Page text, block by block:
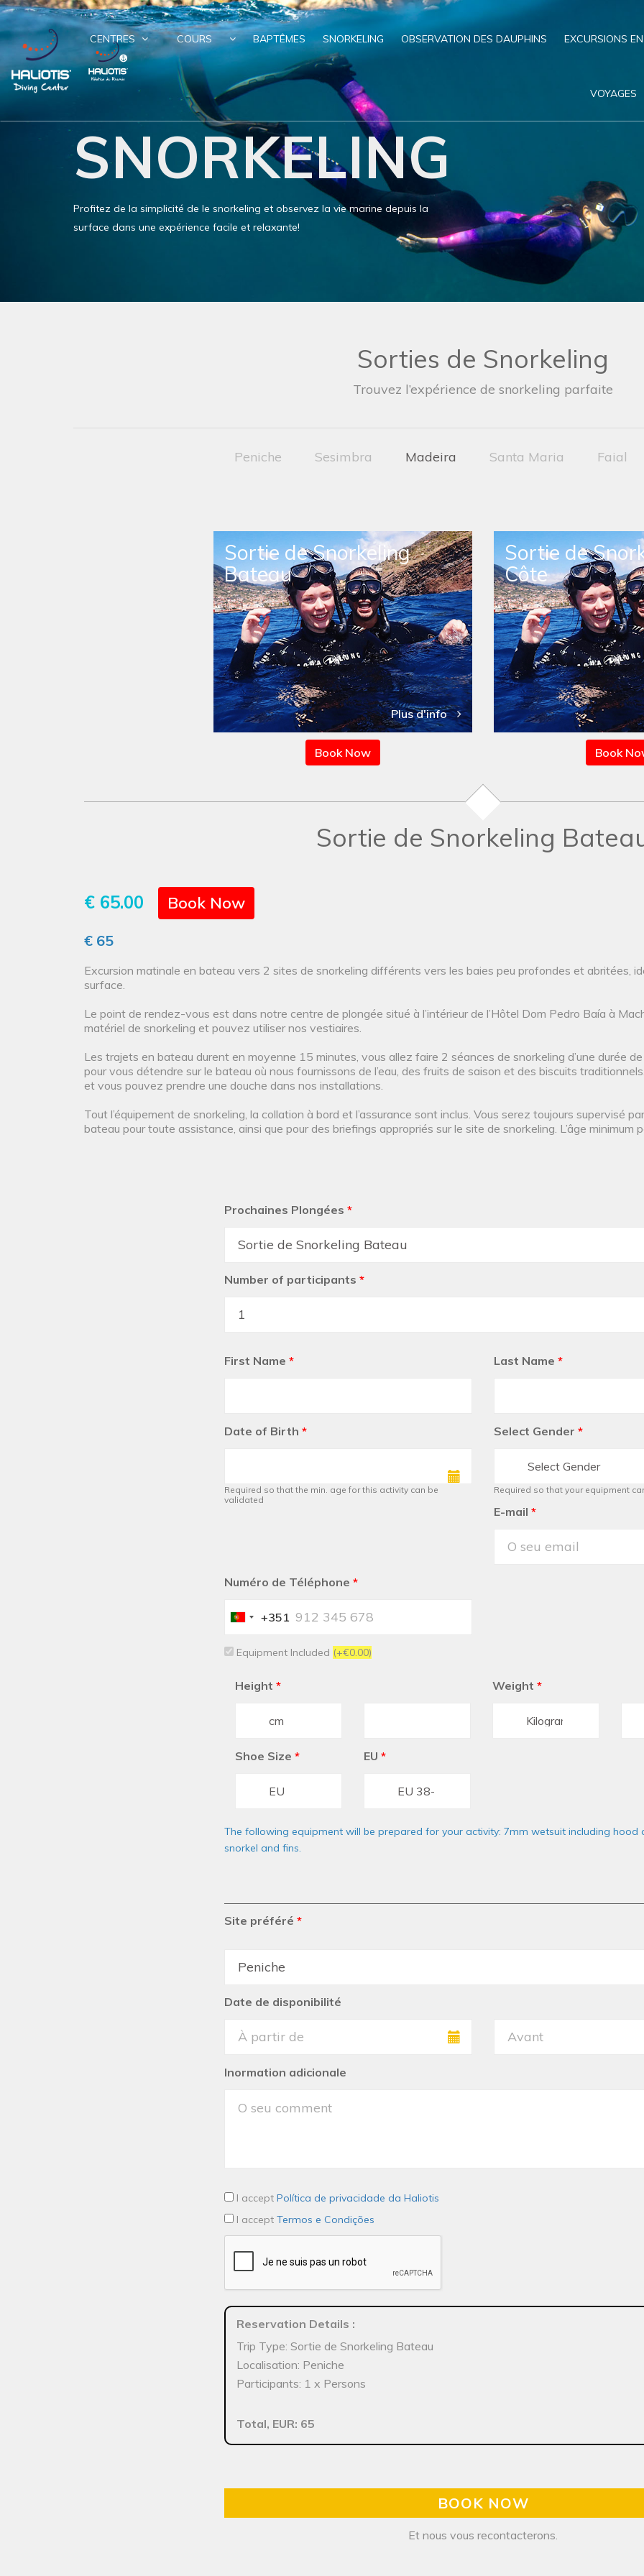
CENTRES COURS BAPTÊMES SNORKELING OBSERVATION DES DAUPHINS EXCURSIONS
VOYAGES
SNORKELING
Profitez de la simplicité de le snorkeling et observez la vie marine depuis la
surface dans une expérience facile et relaxante!
Sorties de Snorkeling
Trouvez l’expérience de snorkeling parfaite
Peniche Sesimbra Madeira Santa Maria Faial
Sortie de Snorkeling
Bateau
Plus d'info
Book Now
Sortie de
Côte
Book
Sortie de Snorkeling
€ 65.00 Book Now
€ 65
Excursion matinale en bateau vers 2 sites de snorkeling différents vers les baies peu profondes et abritées,
surface.
Le point de rendez-vous est dans notre centre de plongée situé à l’intérieur de l’Hôtel Dom Pedro Baía à
matériel de snorkeling et pouvez utiliser nos vestiaires.
Les trajets en bateau durent en moyenne 15 minutes, vous allez faire 2 séances de snorkeling d’une durée
pour vous détendre sur le bateau où nous fournissons de l’eau, des fruits de saison et des biscuits
et vous pouvez prendre une douche dans nos installations.
Tout l’équipement de snorkeling, la collation à bord et l’assurance sont inclus. Vous serez toujours supervisé
bateau pour toute assistance, ainsi que pour des briefings appropriés sur le site de snorkeling. L’âge
Prochaines Plongées *
Number of participants *
First Name * Last Name *
Date of Birth *
Required so that the min. age for this activity can be
validated
Select Gender *
Select Gender
Required so that your equipment
E-mail *
Numéro de Téléphone *
Portugal
+351
Equipment Included (+€0.00)
Height * Weight *
Shoe Size * EU *
The following equipment will be prepared for your activity: 7mm wetsuit including hood
snorkel and fins.
Site préféré *
Date de disponibilité
Inormation adicionale
I accept Política de privacidade da Haliotis
I accept Termos e Condições
Reservation Details :
Trip Type: Sortie de Snorkeling Bateau
Localisation: Peniche
Participants: 1 x Persons
Total, EUR: 65
BOOK NOW
Et nous vous recontacterons.